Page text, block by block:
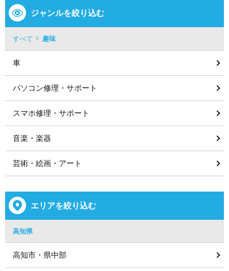
ジャンルを絞り込む
すべて 趣味
車
パソコン修理・サポート
スマホ修理・サポート
音楽・楽器
芸術・絵画・アート
エリアを絞り込む
高知県
高知市・県中部